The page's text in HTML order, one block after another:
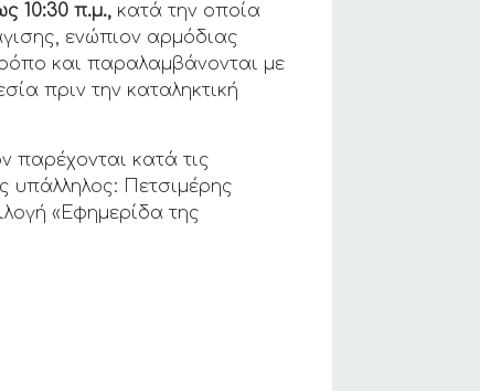
10:30 π.μ., κατά την οποία
ενώπιον αρμόδιας
και παραλαμβάνονται με
πριν την καταληκτική
παρέχονται κατά τις
υπάλληλος: Πετσιμέρης
«Εφημερίδα της